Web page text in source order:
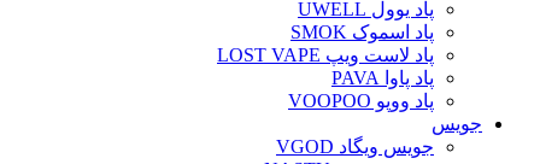
پاد یوول UWELL
پاد اسموک SMOK
پاد لاست ویپ LOST VAPE
پاد پاوا PAVA
پاد ووپو VOOPOO
جویس‌
جویس ویگاد VGOD